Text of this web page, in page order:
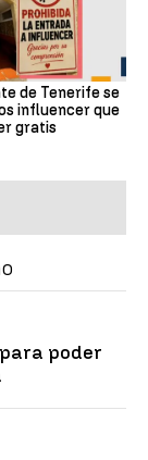
de Tenerife se
influencer que
gratis
poder